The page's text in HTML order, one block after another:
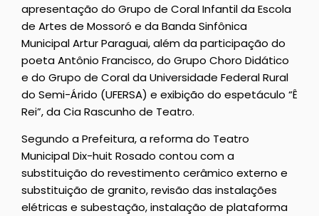
apresentação do Grupo de Coral Infantil da Escola
de Artes de Mossoró e da Banda Sinfônica
Municipal Artur Paraguai, além da participação do
poeta Antônio Francisco, do Grupo Choro Didático
e do Grupo de Coral da Universidade Federal Rural
do Semi-Árido (UFERSA) e exibição do espetáculo “Ê
Rei”, da Cia Rascunho de Teatro.
Segundo a Prefeitura, a reforma do Teatro
Municipal Dix-huit Rosado contou com a
substituição do revestimento cerâmico externo e
substituição de granito, revisão das instalações
elétricas e subestação, instalação de plataforma